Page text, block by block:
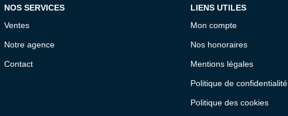
NOS SERVICES
Ventes
Notre agence
Contact
LIENS UTILES
Mon compte
Nos honoraires
Mentions légales
Politique de confidentialité
Politique des cookies